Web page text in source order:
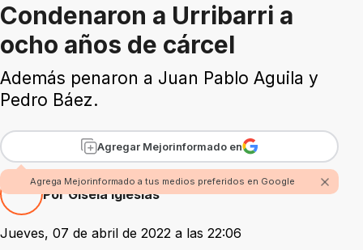
Condenaron a Urribarri a
ocho años de cárcel
Además penaron a Juan Pablo Aguila y
Pedro Báez.
Agregar Mejorinformado en
Agrega Mejorinformado a tus medios preferidos en Google
Por Gisela Iglesias
Jueves, 07 de abril de 2022 a las 22:06